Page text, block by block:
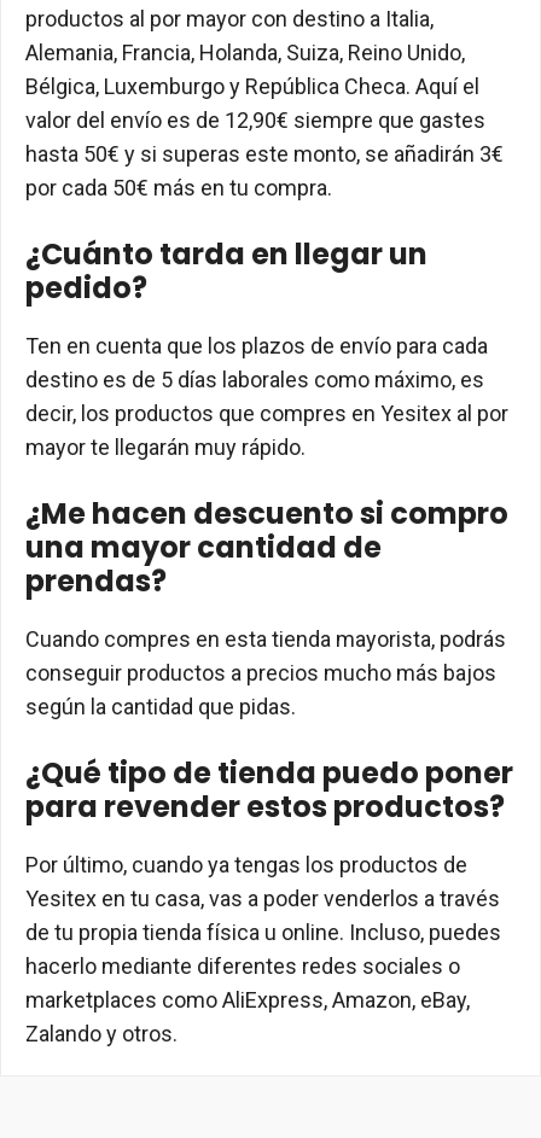
productos al por mayor con destino a Italia,
Alemania, Francia, Holanda, Suiza, Reino Unido,
Bélgica, Luxemburgo y República Checa. Aquí el
valor del envío es de 12,90€ siempre que gastes
hasta 50€ y si superas este monto, se añadirán 3€
por cada 50€ más en tu compra.
¿Cuánto tarda en llegar un
pedido?
Ten en cuenta que los plazos de envío para cada
destino es de 5 días laborales como máximo, es
decir, los productos que compres en Yesitex al por
mayor te llegarán muy rápido.
¿Me hacen descuento si compro
una mayor cantidad de
prendas?
Cuando compres en esta tienda mayorista, podrás
conseguir productos a precios mucho más bajos
según la cantidad que pidas.
¿Qué tipo de tienda puedo poner
para revender estos productos?
Por último, cuando ya tengas los productos de
Yesitex en tu casa, vas a poder venderlos a través
de tu propia tienda física u online. Incluso, puedes
hacerlo mediante diferentes redes sociales o
marketplaces como AliExpress, Amazon, eBay,
Zalando y otros.